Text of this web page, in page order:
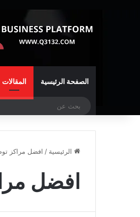
الصفحة الرئيسية المقالات
الرئيسية / افضل مراكز
افضل